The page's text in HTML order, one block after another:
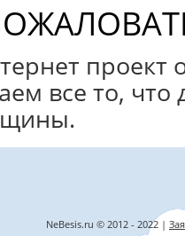
все то,
NeBesis.ru © 2012 - 2022 |